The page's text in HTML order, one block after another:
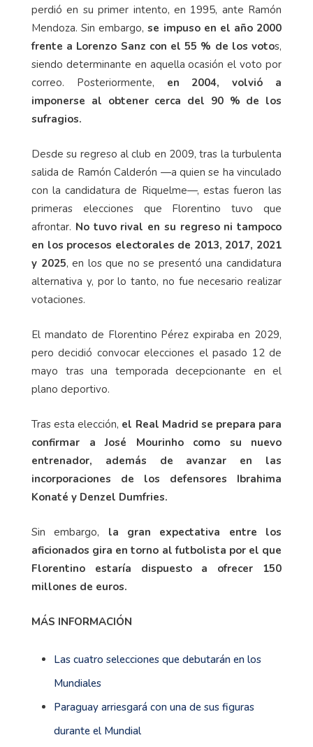
perdió en su primer intento, en 1995, ante Ramón
Mendoza. Sin embargo,se impuso en el año 2000
frente a Lorenzo Sanz con el 55 % de los votos,
siendo determinante en aquella ocasión el voto por
correo. Posteriormente, en 2004, volvió a
imponerse al obtener cerca del 90 % de los
sufragios.
Desde su regreso al club en 2009, tras la turbulenta
salida de Ramón Calderón —a quien se ha vinculado
con la candidatura de Riquelme—, estas fueron las
primeras elecciones que Florentino tuvo que
afrontar. No tuvo rival en su regreso ni tampoco
en los procesos electorales de 2013, 2017, 2021
y 2025, en los que no se presentó una candidatura
alternativa y, por lo tanto, no fue necesario realizar
votaciones.
El mandato de Florentino Pérez expiraba en 2029,
pero decidió convocar elecciones el pasado 12 de
mayo tras una temporada decepcionante en el
plano deportivo.
Tras esta elección, el Real Madrid se prepara para
confirmar a José Mourinho como su nuevo
entrenador, además de avanzar en las
incorporaciones de los defensores Ibrahima
Konaté y Denzel Dumfries.
Sin embargo, la gran expectativa entre los
aficionados gira en torno al futbolista por el que
Florentino estaría dispuesto a ofrecer 150
millones de euros.
MÁS INFORMACIÓN
Las cuatro selecciones que debutarán en los
Mundiales
Paraguay arriesgará con una de sus figuras
durante el Mundial